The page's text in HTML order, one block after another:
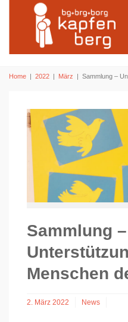
Home | 2022 | März | Sammlung –
Sammlung –
Menschen
2. März 2022 News